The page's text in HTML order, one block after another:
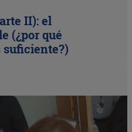
II): el
(¿por qué
suficiente?)